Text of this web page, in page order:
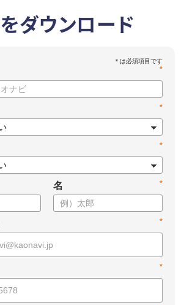
ダウンロード
*
*
*
*
名
*
*